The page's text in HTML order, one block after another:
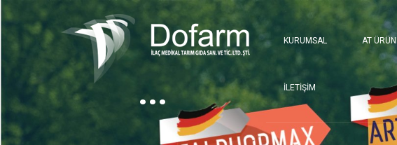
KURUMSAL AT
İLETİŞİM
...